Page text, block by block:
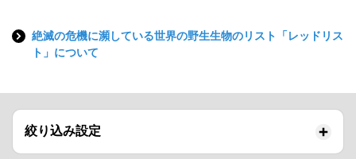
絶滅の危機に瀕している世界の野生生物のリスト「レッドリス
ト」について
絞り込み設定